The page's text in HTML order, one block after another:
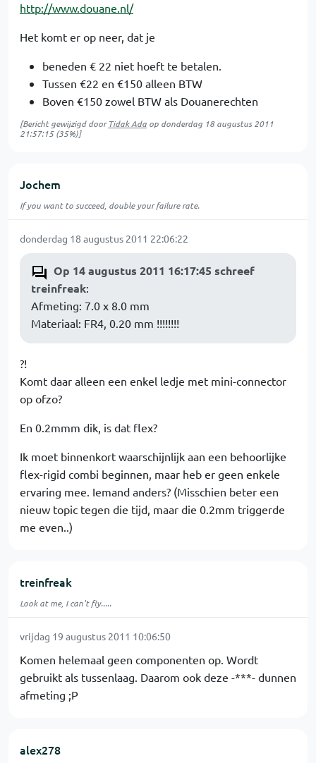
http://www.douane.nl/
Het komt er op neer, dat je
beneden € 22 niet hoeft te betalen.
Tussen €22 en €150 alleen BTW
Boven €150 zowel BTW als Douanerechten
[Bericht gewijzigd doorTidak Ada op donderdag 18 augustus 2011
21:57:15(35%)]
Jochem
If you want to succeed, double your failure rate.
donderdag 18 augustus 2011 22:06:22
Op 14 augustus 2011 16:17:45 schreef
treinfreak:
Afmeting: 7.0 x 8.0 mm
Materiaal: FR4, 0.20 mm !!!!!!!!
?!
Komt daar alleen een enkel ledje met mini-connector
op ofzo?
En 0.2mmm dik, is dat flex?
Ik moet binnenkort waarschijnlijk aan een behoorlijke
flex-rigid combi beginnen, maar heb er geen enkele
ervaring mee. Iemand anders? (Misschien beter een
nieuw topic tegen die tijd, maar die 0.2mm triggerde
me even..)
treinfreak
Look at me, I can't fly.....
vrijdag 19 augustus 2011 10:06:50
Komen helemaal geen componenten op. Wordt
gebruikt als tussenlaag. Daarom ook deze -***- dunnen
afmeting ;P
alex278